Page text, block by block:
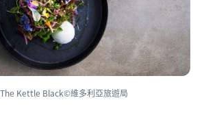
Kettle Black©維多利亞旅遊局